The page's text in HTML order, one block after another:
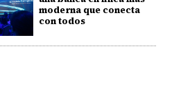
moderna que conecta
con todos